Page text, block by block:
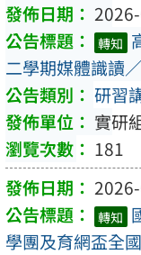
轉知
二學期媒體識讀
研習
實研
181
轉知
學團及育網盃全